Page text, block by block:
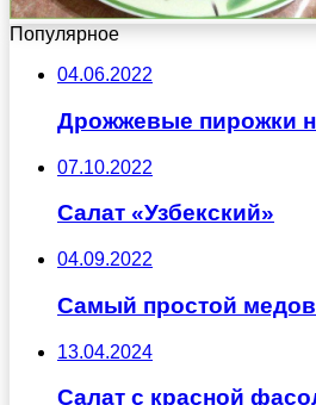
Популярное
04.06.2022
Дрожжевые пирожки
07.10.2022
Салат «Узбекский»
04.09.2022
Самый простой
13.04.2024
Салат с красной